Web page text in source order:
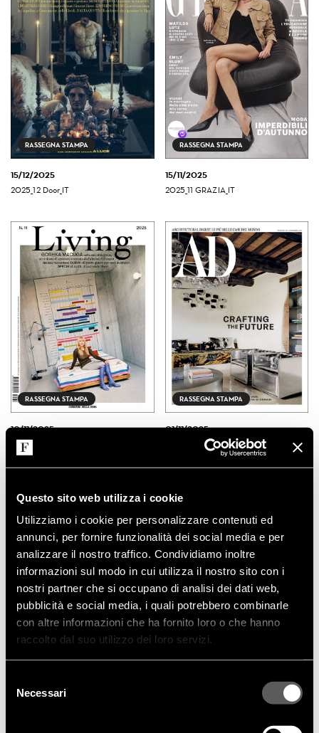
Questo sito web utilizza i cookie
Utilizziamo i cookie per personalizzare contenuti ed
annunci, per fornire funzionalità dei social media e per
analizzare il nostro traffico. Condividiamo inoltre
informazioni sul modo in cui utilizza il nostro sito con i
nostri partner che si occupano di analisi dei dati web,
pubblicità e social media, i quali potrebbero combinarle
con altre informazioni che ha fornito loro o che hanno
raccolto dal suo utilizzo dei loro servizi.
delNecessari
RASSEGNA STAMPA
15/12/2025
2025_12 Door_IT
RASSEGNA STAMPA
15/11/2025
2025_11 GRAZIA_IT
RASSEGNA STAMPA
10/11/2025
2025_11 Living Corriere_IT
RASSEGNA STAMPA
01/11/2025
2025_11 AD_IT
2025_10 Living Corriere_IT 2025_10 Elle Decoration_ES